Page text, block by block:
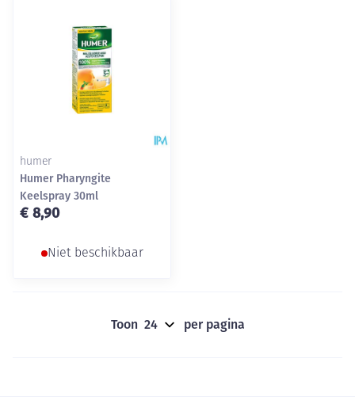
humer
Humer Pharyngite
Keelspray 30ml
€ 8,90
Niet beschikbaar
Toon per pagina